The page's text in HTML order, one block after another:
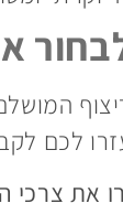
לכם
את צרכי